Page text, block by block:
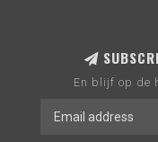
En blijf op de